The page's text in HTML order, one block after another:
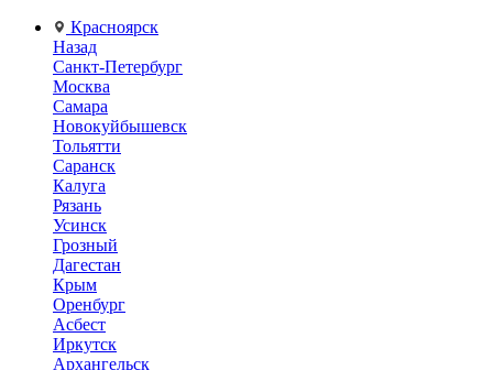
Красноярск
Назад
Санкт-Петербург
Москва
Самара
Новокуйбышевск
Тольятти
Саранск
Калуга
Рязань
Усинск
Грозный
Дагестан
Крым
Оренбург
Асбест
Иркутск
Архангельск